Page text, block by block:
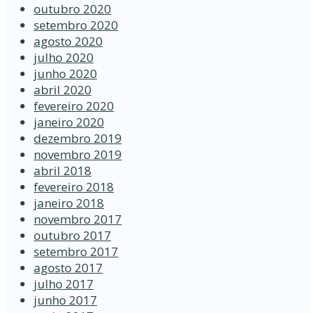
outubro 2020
setembro 2020
agosto 2020
julho 2020
junho 2020
abril 2020
fevereiro 2020
janeiro 2020
dezembro 2019
novembro 2019
abril 2018
fevereiro 2018
janeiro 2018
novembro 2017
outubro 2017
setembro 2017
agosto 2017
julho 2017
junho 2017